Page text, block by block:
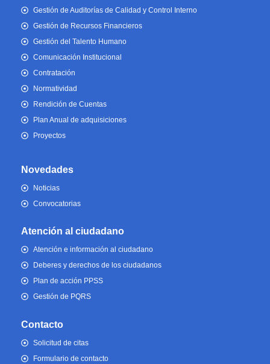
Gestión de Auditorías de Calidad y Control Interno
Gestión de Recursos Financieros
Gestión del Talento Humano
Comunicación Institucional
Contratación
Normatividad
Rendición de Cuentas
Plan Anual de adquisiciones
Proyectos
Novedades
Noticias
Convocatorias
Atención al ciudadano
Atención e información al ciudadano
Deberes y derechos de los ciudadanos
Plan de acción PPSS
Gestión de PQRS
Contacto
Solicitud de citas
Formulario de contacto